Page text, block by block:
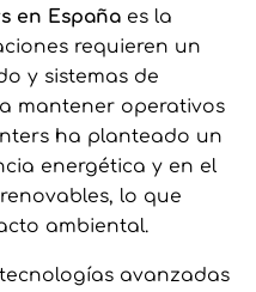
en Españaes la
requieren un
y sistemas de
mantener operativos
ha planteado un
energética y en el
lo que
ambiental.
avanzadas